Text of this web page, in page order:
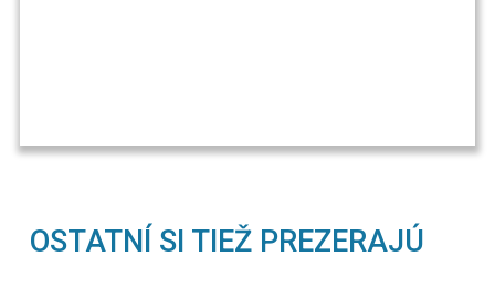
OSTATNÍ SI TIEŽ PREZERAJÚ